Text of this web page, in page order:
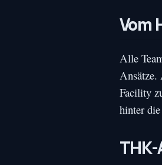
Vom
Alle
Ansätze.
Facility
hinter